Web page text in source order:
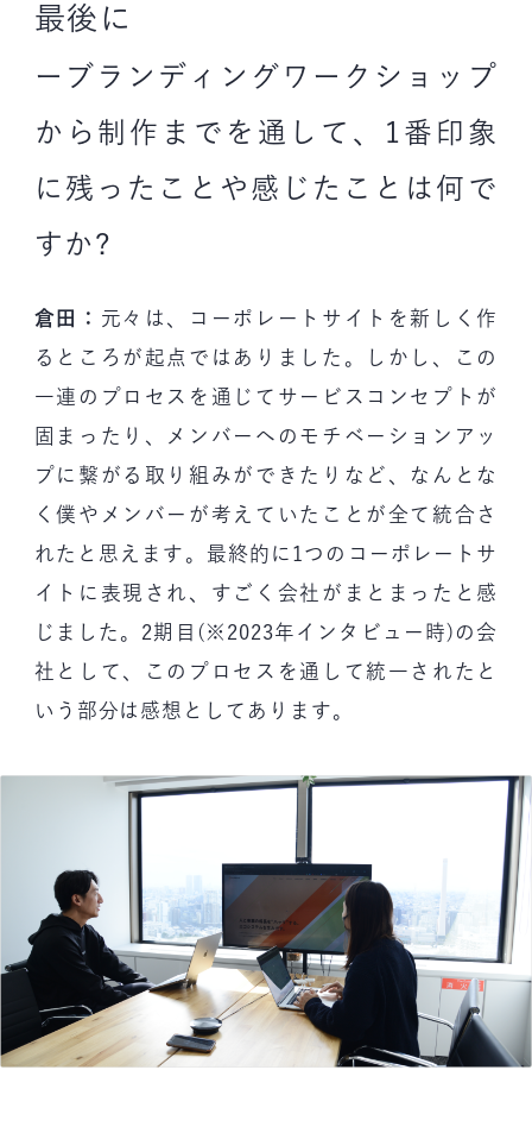
最後に
ーブランディングワークショップ
から制作までを通して、1番印象
に残ったことや感じたことは何で
すか?
倉田： 元々は、コーポレートサイトを新しく作
るところが起点ではありました。しかし、この
一連のプロセスを通じてサービスコンセプトが
固まったり、メンバーへのモチベーションアッ
プに繋がる取り組みができたりなど、なんとな
く僕やメンバーが考えていたことが全て統合さ
れたと思えます。最終的に1つのコーポレートサ
イトに表現され、すごく会社がまとまったと感
じました。2期目(※2023年インタビュー時)の会
社として、このプロセスを通して統一されたと
いう部分は感想としてあります。